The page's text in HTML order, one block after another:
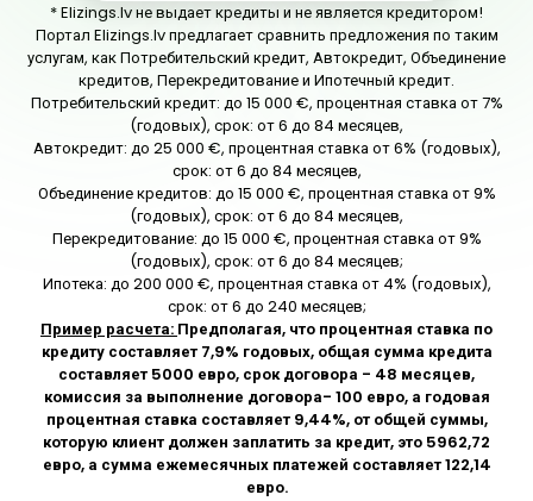
* Elizings.lv не выдает кредиты и не является кредитором!
Портал Elizings.lv предлагает сравнить предложения по таким
услугам, как Потребительский кредит, Автокредит, Объединение
кредитов, Перекредитование и Ипотечный кредит.
Потребительский кредит: до 15 000 €, процентная ставка от 7%
(годовых), срок: от 6 до 84 месяцев,
Автокредит: до 25 000 €, процентная ставка от 6% (годовых),
срок: от 6 до 84 месяцев,
Объединение кредитов: до 15 000 €, процентная ставка от 9%
(годовых), срок: от 6 до 84 месяцев,
Перекредитование: до 15 000 €, процентная ставка от 9%
(годовых), срок: от 6 до 84 месяцев;
Ипотека: до 200 000 €, процентная ставка от 4% (годовых),
срок: от 6 до 240 месяцев;
Пример расчета: Предполагая, что процентная ставка по
кредиту составляет 7,9% годовых, общая сумма кредита
составляет 5000 евро, срок договора - 48 месяцев,
комиссия за выполнение договора- 100 евро, а годовая
процентная ставка составляет 9,44%, от общей суммы,
которую клиент должен заплатить за кредит, это 5962,72
евро, а сумма ежемесячных платежей составляет 122,14
евро.